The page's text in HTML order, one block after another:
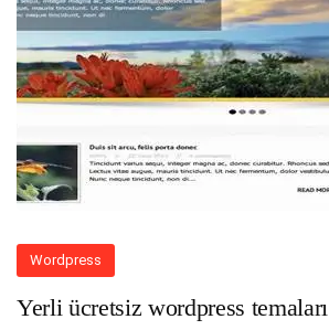
Wordpress
Yerli ücretsiz wordpress temaları